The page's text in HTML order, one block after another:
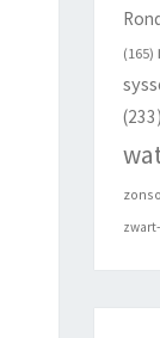
(165)
(233)